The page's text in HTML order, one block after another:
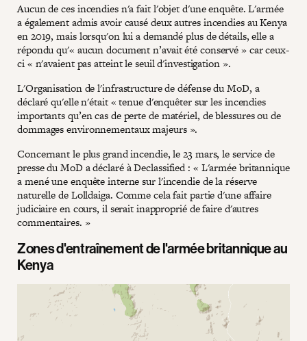
Aucun de ces incendies n'a fait l'objet d'une enquête. L'armée
a également admis avoir causé deux autres incendies au Kenya
en 2019, mais lorsqu'on lui a demandé plus de détails, elle a
répondu qu'« aucun document n’avait été conservé » car ceux-
ci « n'avaient pas atteint le seuil d'investigation ».
L'Organisation de l'infrastructure de défense du MoD, a
déclaré qu'elle n'était « tenue d'enquêter sur les incendies
importants qu’en cas de perte de matériel, de blessures ou de
dommages environnementaux majeurs ».
Concernant le plus grand incendie, le 23 mars, le service de
presse du MoD a déclaré à Declassified : « L'armée britannique
a mené une enquête interne sur l'incendie de la réserve
naturelle de Lolldaiga. Comme cela fait partie d'une affaire
judiciaire en cours, il serait inapproprié de faire d'autres
commentaires. »
Zones d'entraînement de l'armée britannique au
Kenya